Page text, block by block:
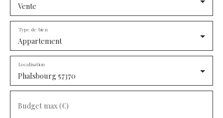
Vente
Appartement
Type de bien
Phalsbourg 57370
Localisation
Budget max (€)